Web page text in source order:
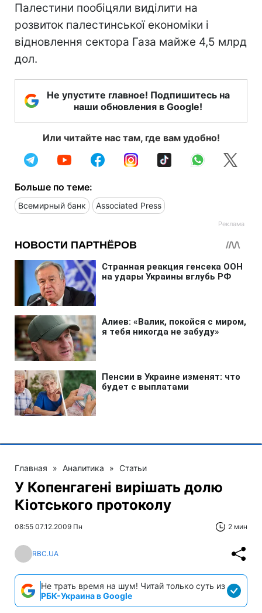
Палестини пообіцяли виділити на
розвиток палестинської економіки і
відновлення сектора Газа майже 4,5 млрд
дол.
Не упустите главное! Подпишитесь на
наши обновления в Google!
Или читайте нас там, где вам удобно!
Больше по теме:
Всемирный банк Associated Press
Главная » Аналитика » Статьи
У Копенгагені вирішать долю
Кіотського протоколу
08:55 07.12.2009 Пн 2 мин
RBC.UA
Не трать время на шум! Читай только суть из
РБК-Украина в Google